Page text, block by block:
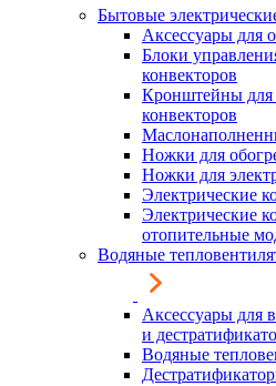
Бытовые
Аксессуары для
Блоки
конвекторов
Кронштейны для
конвекторов
Ножки для
Ножки для
Электрические
Электрические
отопительные
Водяные
Аксессуары для
и
Водяные